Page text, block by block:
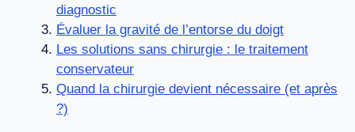
diagnostic
Évaluer la gravité de l’entorse du doigt
Les solutions sans chirurgie : le traitement
conservateur
Quand la chirurgie devient nécessaire (et après
?)